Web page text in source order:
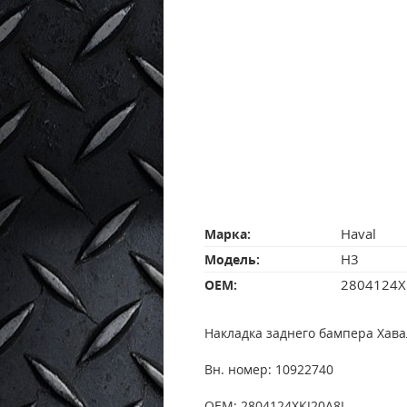
Марка: Haval
Модель: H3
OEM:
Накладка заднего бампера
Вн. номер: 10922740